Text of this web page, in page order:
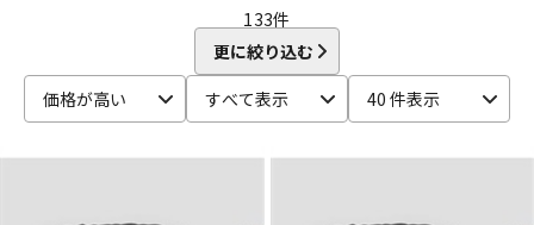
DTM オンライン納品
BEHRINGER
Brauner
Bricasti Design
CANARE
CaTeFo Chandler Coil Audio
Conisis
Cranborne Audio
CROXS CURRENT CUSTOM TRY
DangerousMusic dbx DENON
DENON Professional
DYNAUDIO PRO
EARTHWORKS
133件
更に絞り込む
価格が高い
すべて表示 40 件表示